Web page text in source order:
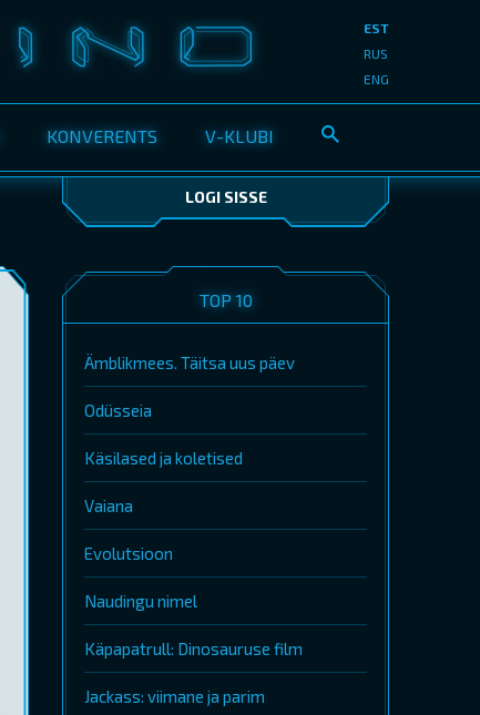
KONVERENTS V-KLUBI
EST
RUS
ENG
LOGI SISSE
TOP 10
Ämblikmees. Täitsa uus päev
Odüsseia
Käsilased ja koletised
Vaiana
Evolutsioon
Naudingu nimel
Käpapatrull: Dinosauruse film
Jackass: viimane ja parim